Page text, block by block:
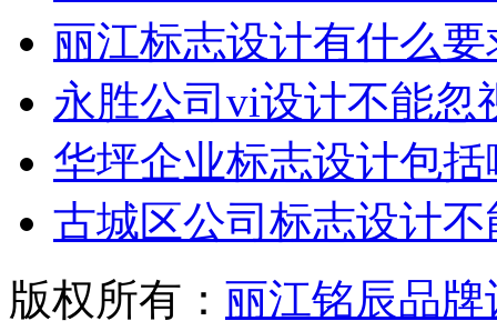
丽江标志设计有什么要
永胜公司vi设计不能忽
华坪企业标志设计包
古城区公司标志设计
版权所有： 丽江铭辰品